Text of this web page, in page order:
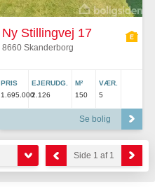
Ny Stillingvej 17
8660 Skanderborg
PRIS
1.695.000
EJERUDG.
2.126
M²
150
VÆR.
5
Se bolig
Side 1 af 1